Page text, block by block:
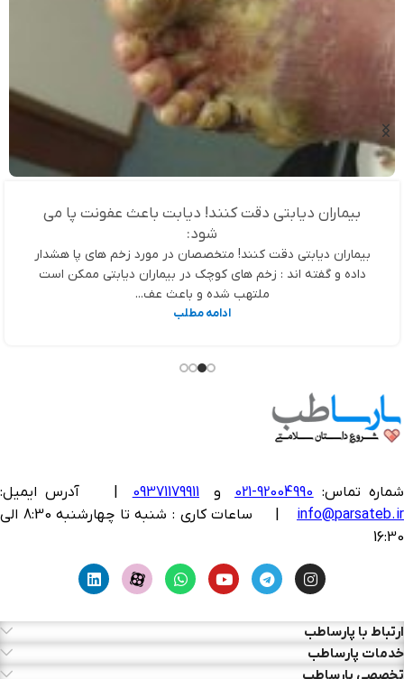
بیماران دیابتی دقت کنند! دیابت باعث عفونت پا می
شود:
بیماران دیابتی دقت کنند! متخصصان در مورد زخم های پا هشدار
داده و گفته اند : زخم های کوچک در بیماران دیابتی ممکن است
ملتهب شده و باعث عف...
ادامه مطلب
شماره تماس: 92004990-021 و 09371179911
آدرس ایمیل:
info@parsateb.ir
| ساعات کاری : شنبه تا چهارشنبه 8:30 الی
16:30
ارتباط با پارساطب
خدمات پارساطب